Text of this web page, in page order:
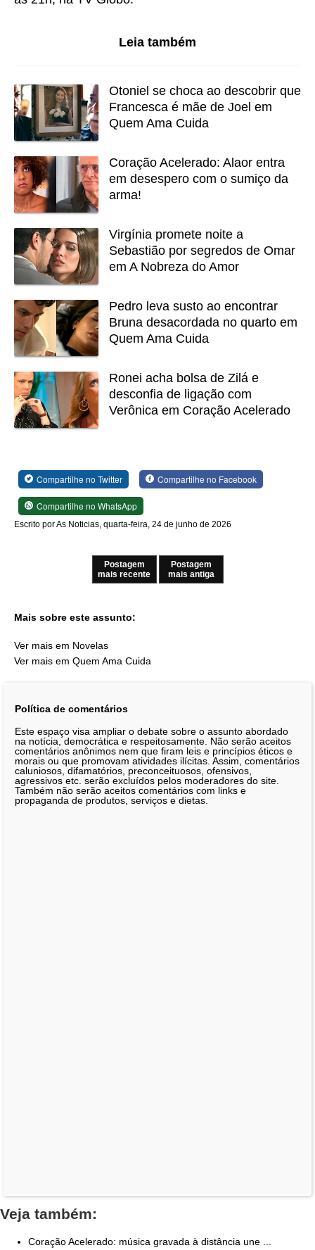
Leia também
Otoniel se choca ao descobrir que
Francesca é mãe de Joel em
Quem Ama Cuida
Coração Acelerado: Alaor entra
em desespero com o sumiço da
arma!
Virgínia promete noite a
Sebastião por segredos de Omar
em A Nobreza do Amor
Pedro leva susto ao encontrar
Bruna desacordada no quarto em
Quem Ama Cuida
Ronei acha bolsa de Zilá e
desconfia de ligação com
Verônica em Coração Acelerado
Compartilhe no Twitter Compartilhe no Facebook
Compartilhe no WhatsApp
Escrito por As Noticias, quarta-feira, 24 de junho de 2026
Postagem
mais recente
Postagem
mais antiga
Mais sobre este assunto:
Ver mais em Novelas
Ver mais em Quem Ama Cuida
Política de comentários
Este espaço visa ampliar o debate sobre o assunto abordado
na notícia, democrática e respeitosamente. Não serão aceitos
comentários anônimos nem que firam leis e princípios éticos e
morais ou que promovam atividades ilícitas. Assim, comentários
caluniosos, difamatórios, preconceituosos, ofensivos,
agressivos etc. serão excluídos pelos moderadores do site.
Também não serão aceitos comentários com links e
propaganda de produtos, serviços e dietas.
Veja também:
Coração Acelerado: música gravada à distância une ...